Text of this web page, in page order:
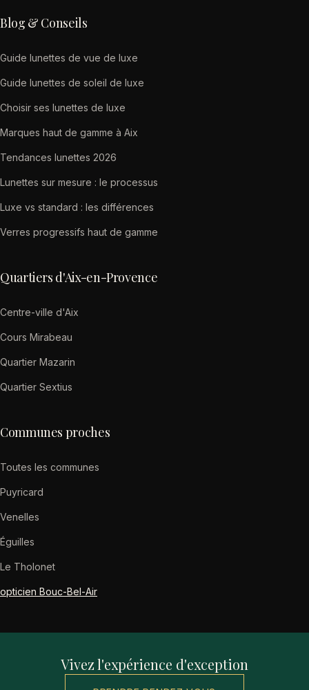
Blog & Conseils
Guide lunettes de vue de luxe
Guide lunettes de soleil de luxe
Choisir ses lunettes de luxe
Marques haut de gamme à Aix
Tendances lunettes 2026
Lunettes sur mesure : le processus
Luxe vs standard : les différences
Verres progressifs haut de gamme
Quartiers d'Aix-en-Provence
Centre-ville d'Aix
Cours Mirabeau
Quartier Mazarin
Quartier Sextius
Communes proches
Toutes les communes
Puyricard
Venelles
Éguilles
Le Tholonet
opticien Bouc-Bel-Air
Vivez l'expérience d'exception